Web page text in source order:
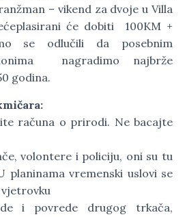
– vikend za dvoje u Villa
će dobiti 100KM +
se odlučili da posebnim
nagradimo najbrže
godina.
računa o prirodi. Ne bacajte
volontere i policiju, oni su tu
planinama vremenski uslovi se
i povrede drugog trkača,